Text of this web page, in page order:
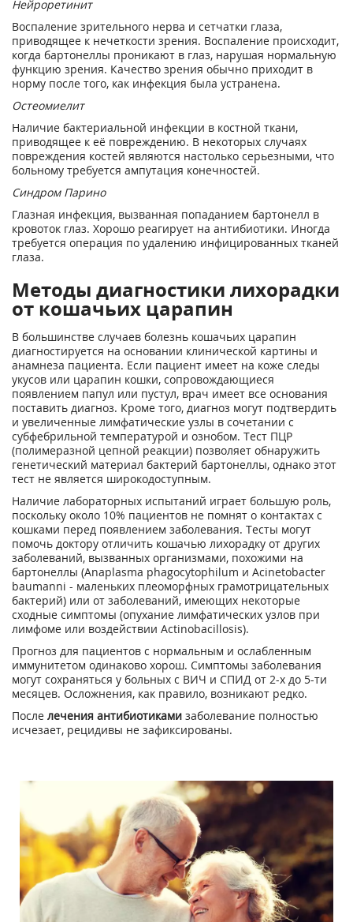
Нейроретинит
Воспаление зрительного нерва и сетчатки глаза,
приводящее к нечеткости зрения. Воспаление происходит,
когда бартонеллы проникают в глаз, нарушая нормальную
функцию зрения. Качество зрения обычно приходит в
норму после того, как инфекция была устранена.
Остеомиелит
Наличие бактериальной инфекции в костной ткани,
приводящее к её повреждению. В некоторых случаях
повреждения костей являются настолько серьезными, что
больному требуется ампутация конечностей.
Синдром Парино
Глазная инфекция, вызванная попаданием бартонелл в
кровоток глаз. Хорошо реагирует на антибиотики. Иногда
требуется операция по удалению инфицированных тканей
глаза.
Методы диагностики лихорадки
от кошачьих царапин
В большинстве случаев болезнь кошачьих царапин
диагностируется на основании клинической картины и
анамнеза пациента. Если пациент имеет на коже следы
укусов или царапин кошки, сопровождающиеся
появлением папул или пустул, врач имеет все основания
поставить диагноз. Кроме того, диагноз могут подтвердить
и увеличенные лимфатические узлы в сочетании с
субфебрильной температурой и ознобом. Тест ПЦР
(полимеразной цепной реакции) позволяет обнаружить
генетический материал бактерий бартонеллы, однако этот
тест не является широкодоступным.
Наличие лабораторных испытаний играет большую роль,
поскольку около 10% пациентов не помнят о контактах с
кошками перед появлением заболевания. Тесты могут
помочь доктору отличить кошачью лихорадку от других
заболеваний, вызванных организмами, похожими на
бартонеллы (Anaplasma phagocytophilum и Acinetobacter
baumanni - маленьких плеоморфных грамотрицательных
бактерий) или от заболеваний, имеющих некоторые
сходные симптомы (опухание лимфатических узлов при
лимфоме или воздействии Actinobacillosis).
Прогноз для пациентов с нормальным и ослабленным
иммунитетом одинаково хорош. Симптомы заболевания
могут сохраняться у больных с ВИЧ и СПИД от 2-х до 5-ти
месяцев. Осложнения, как правило, возникают редко.
После лечения антибиотиками заболевание полностью
исчезает, рецидивы не зафиксированы.